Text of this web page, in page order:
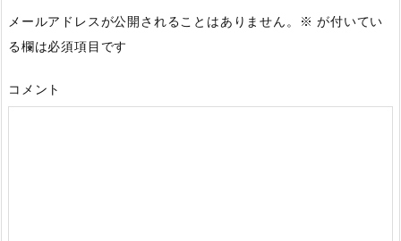
メールアドレスが公開されることはありません。 ※ が付いてい
る欄は必須項目です
コメント